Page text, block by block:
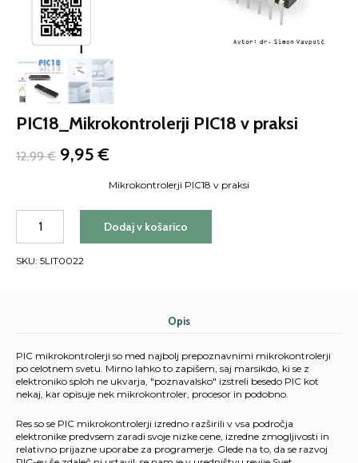
PIC18_Mikrokontrolerji PIC18 v praksi
12,99€ Izvirna
12,99 €.
9,95€
je:
Mikrokontrolerji PIC18 v praksi
PIC18
praksi
Dodaj v košarico
SKU: 5LIT0022
Opis
PIC mikrokontrolerji so med najbolj prepoznavnimi mikrokontrolerji
po celotnem svetu. Mirno lahko to zapišem, saj marsikdo, ki se z
elektroniko sploh ne ukvarja, "poznavalsko" izstreli besedo PIC kot
nekaj, kar opisuje nek mikrokontroler, procesor in podobno.
Res so se PIC mikrokontrolerji izredno razširili v vsa področja
elektronike predvsem zaradi svoje nizke cene, izredne zmogljivosti in
relativno prijazne uporabe za programerje. Glede na to, da se razvoj